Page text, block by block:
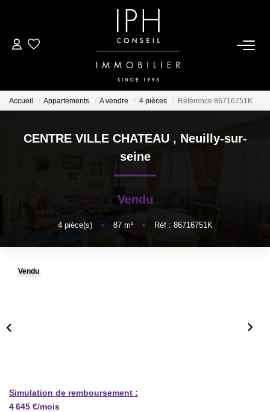
ESTIMER
ACHETER
LOUER
À PROPOS
Accueil Appartements A vendre 4 pièces Référence 86716751K
CENTRE VILLE CHATEAU , Neuilly-sur-
seine
Vendu
4pièce(s) • 87m² • Réf : 86716751K
Vendu
Simulation de remboursement :
4 645 €/mois